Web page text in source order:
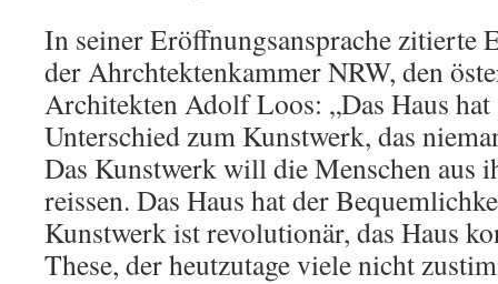
In seiner Eröffnungsansprache zitierte
der Ahrchtektenkammer NRW, den
Architekten Adolf Loos: „Das Haus
Unterschied zum Kunstwerk, das
Das Kunstwerk will die Menschen aus
reissen. Das Haus hat der
Kunstwerk ist revolutionär, das Haus
These, der heutzutage viele nicht